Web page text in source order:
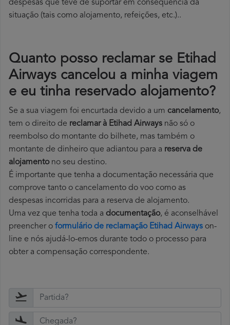
despesas que teve de suportar em consequência da
situação (tais como alojamento, refeições, etc.)..
Quanto posso reclamar se Etihad
Airways cancelou a minha viagem
e eu tinha reservado alojamento?
Se a sua viagem foi encurtada devido a um cancelamento,
tem o direito de reclamar à Etihad Airways não só o
reembolso do montante do bilhete, mas também o
montante de dinheiro que adiantou para a reserva de
alojamentono seu destino.
É importante que tenha a documentação necessária que
comprove tanto o cancelamento do voo como as
despesas incorridas para a reserva de alojamento.
Uma vez que tenha toda a documentação, é aconselhável
preencher o formulário de reclamação Etihad Airways on-
line e nós ajudá-lo-emos durante todo o processo para
obter a compensação correspondente.